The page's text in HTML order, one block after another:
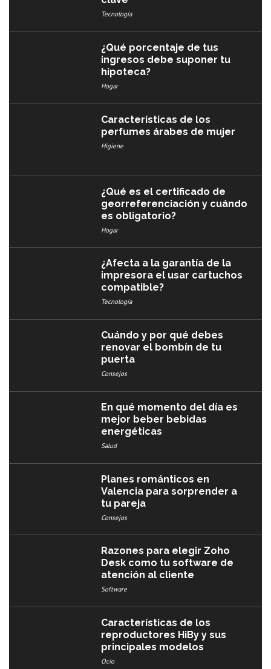
Tecnología
¿Qué porcentaje de tus
ingresos debe suponer tu
hipoteca?
Hogar
Características de los
perfumes árabes de mujer
Higiene
¿Qué es el certificado de
georreferenciación y cuándo
es obligatorio?
Hogar
¿Afecta a la garantía de la
impresora el usar cartuchos
compatible?
Tecnología
Cuándo y por qué debes
renovar el bombín de tu
puerta
Consejos
En qué momento del día es
mejor beber bebidas
energéticas
Salud
Planes románticos en
Valencia para sorprender a
tu pareja
Consejos
Razones para elegir Zoho
Desk como tu software de
atención al cliente
Software
Características de los
reproductores HiBy y sus
principales modelos
Ocio